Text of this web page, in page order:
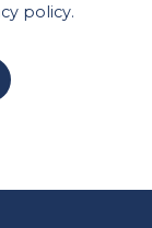
policy.